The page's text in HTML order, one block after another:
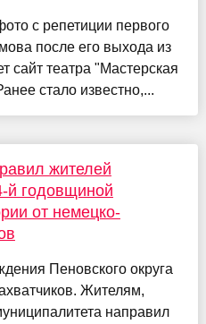
с репетиции первого
после его выхода из
сайт театра "Мастерская
стало известно,...
жителей
й годовщиной
от немецко-
Пеновского округа
Жителям,
направил